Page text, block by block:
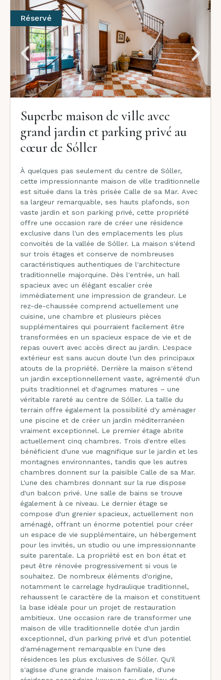
Réservé
Superbe maison de ville avec
grand jardin et parking privé au
cœur de Sóller
À quelques pas seulement du centre de Sóller,
cette impressionnante maison de ville traditionnelle
est située dans la très prisée Calle de sa Mar. Avec
sa largeur remarquable, ses hauts plafonds, son
vaste jardin et son parking privé, cette propriété
offre une occasion rare de créer une résidence
exclusive dans l'un des emplacements les plus
convoités de la vallée de Sóller. La maison s'étend
sur trois étages et conserve de nombreuses
caractéristiques authentiques de l'architecture
traditionnelle majorquine. Dès l'entrée, un hall
spacieux avec un élégant escalier crée
immédiatement une impression de grandeur. Le
rez-de-chaussée comprend actuellement une
cuisine, une chambre et plusieurs pièces
supplémentaires qui pourraient facilement être
transformées en un spacieux espace de vie et de
repas ouvert avec accès direct au jardin. L'espace
extérieur est sans aucun doute l'un des principaux
atouts de la propriété. Derrière la maison s'étend
un jardin exceptionnellement vaste, agrémenté d'un
puits traditionnel et d'agrumes matures – une
véritable rareté au centre de Sóller. La taille du
terrain offre également la possibilité d'y aménager
une piscine et de créer un jardin méditerranéen
vraiment exceptionnel. Le premier étage abrite
actuellement cinq chambres. Trois d'entre elles
bénéficient d'une vue magnifique sur le jardin et les
montagnes environnantes, tandis que les autres
chambres donnent sur la paisible Calle de sa Mar.
L'une des chambres donnant sur la rue dispose
d'un balcon privé. Une salle de bains se trouve
également à ce niveau. Le dernier étage se
compose d'un grenier spacieux, actuellement non
aménagé, offrant un énorme potentiel pour créer
un espace de vie supplémentaire, un hébergement
pour les invités, un studio ou une impressionnante
suite parentale. La propriété est en bon état et
peut être rénovée progressivement si vous le
souhaitez. De nombreux éléments d'origine,
notamment le carrelage hydraulique traditionnel,
rehaussent le caractère de la maison et constituent
la base idéale pour un projet de restauration
ambitieux. Une occasion rare de transformer une
maison de ville traditionnelle dotée d'un jardin
exceptionnel, d'un parking privé et d'un potentiel
d'aménagement remarquable en l'une des
résidences les plus exclusives de Sóller. Qu'il
s'agisse d'une grande maison familiale, d'une